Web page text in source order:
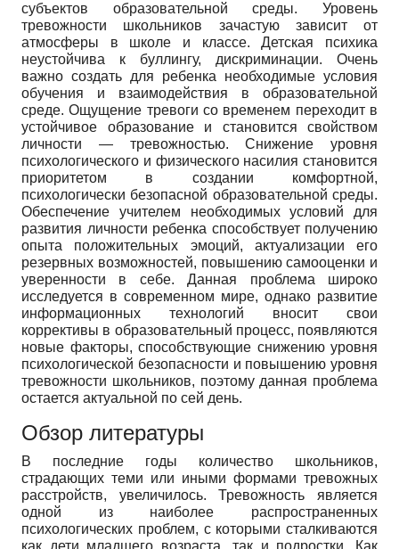
субъектов образовательной среды. Уровень
тревожности школьников зачастую зависит от
атмосферы в школе и классе. Детская психика
неустойчива к буллингу, дискриминации. Очень
важно создать для ребенка необходимые условия
обучения и взаимодействия в образовательной
среде. Ощущение тревоги со временем переходит в
устойчивое образование и становится свойством
личности — тревожностью. Снижение уровня
психологического и физического насилия становится
приоритетом в создании комфортной,
психологически безопасной образовательной среды.
Обеспечение учителем необходимых условий для
развития личности ребенка способствует получению
опыта положительных эмоций, актуализации его
резервных возможностей, повышению самооценки и
уверенности в себе. Данная проблема широко
исследуется в современном мире, однако развитие
информационных технологий вносит свои
коррективы в образовательный процесс, появляются
новые факторы, способствующие снижению уровня
психологической безопасности и повышению уровня
тревожности школьников, поэтому данная проблема
остается актуальной по сей день.
Обзор литературы
В последние годы количество школьников,
страдающих теми или иными формами тревожных
расстройств, увеличилось. Тревожность является
одной из наиболее распространенных
психологических проблем, с которыми сталкиваются
как дети младшего возраста, так и подростки. Как